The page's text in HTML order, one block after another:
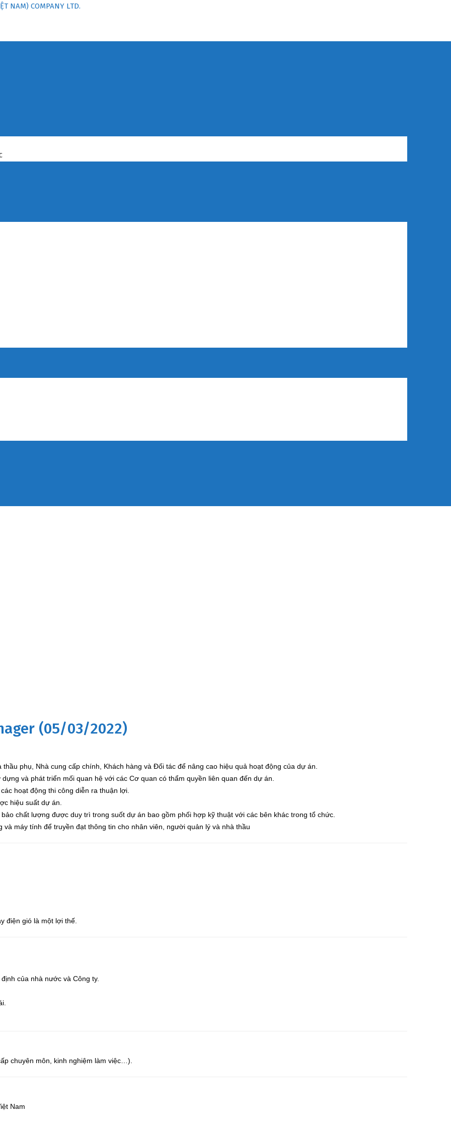
NAM) COMPANY LTD.
(05/03/2022)
phụ, Nhà cung cấp chính, Khách hàng và Đối tác để nâng cao hiệu quả hoạt động của dự án.
và phát triển mối quan hệ với các Cơ quan có thẩm quyền liên quan đến dự án.
hoạt động thi công diễn ra thuận lợi.
hiệu suất dự án.
chất lượng được duy trì trong suốt dự án bao gồm phối hợp kỹ thuật với các bên khác trong tổ chức.
máy tính để truyền đạt thông tin cho nhân viên, người quản lý và nhà thầu
điện gió là một lợi thế.
của nhà nước và Công ty.
chuyên môn, kinh nghiệm làm việc…).
Nam